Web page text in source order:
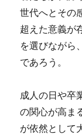
世代へとその
超えた意義が
を選びながら
であろう。
成人の日や卒
の関心が高ま
が依然として